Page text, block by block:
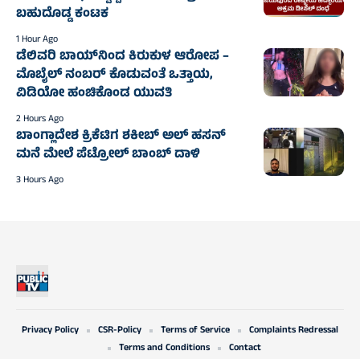
ಬಹುದೊಡ್ಡ ಕಂಟಕ
1 Hour Ago
ಡೆಲಿವರಿ ಬಾಯ್‌ನಿಂದ ಕಿರುಕುಳ ಆರೋಪ –
ಮೊಬೈಲ್ ನಂಬರ್ ಕೊಡುವಂತೆ ಒತ್ತಾಯ,
ವಿಡಿಯೋ ಹಂಚಿಕೊಂಡ ಯುವತಿ
2 Hours Ago
ಬಾಂಗ್ಲಾದೇಶ ಕ್ರಿಕೆಟಿಗ ಶಕೀಬ್‌ ಅಲ್‌ ಹಸನ್‌
ಮನೆ ಮೇಲೆ ಪೆಟ್ರೋಲ್‌ ಬಾಂಬ್‌ ದಾಳಿ
3 Hours Ago
Privacy Policy CSR-Policy Terms of Service
Complaints Redressal
Terms and Conditions
Contact